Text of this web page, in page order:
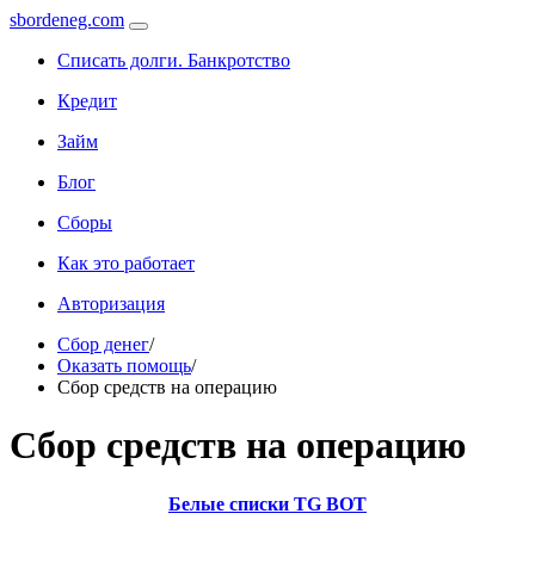
sbordeneg.com
Списать долги. Банкротство
Кредит
Займ
Блог
Сборы
Как это работает
Авторизация
Сбор денег/
Оказать помощь/
Сбор средств на операцию
Сбор средств на операцию
Белые списки TG BOT